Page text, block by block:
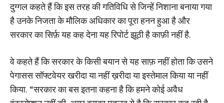
दुग्गल कहते हैं कि इस तरह की गतिविधि से जिन्हें निशाना बनाया गया
है उनके निजता के मौलिक अधिकार का पूरा हनन हुआ है और
सरकार का सिर्फ़ यह कह देना यह रिपोर्ट झूठी है काफ़ी नहीं है.
वे कहते हैं कि सरकार के किसी बयान से यह साफ़ नहीं होता कि उसने
पेगासस सॉफ्टवेयर खरीदा या नहीं ख़रीदा या इस्तेमाल किया या नहीं
किया. “सरकार का बस इतना कहना है कि हमने कोई अवैध